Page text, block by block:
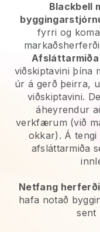
Blackbell
fyrri og
Afsláttarmiða
viðskiptavini þína
úr á gerð þeirra,
viðskiptavini.
áheyrendur
verkfærum (við
okkar). Á
afsláttarmiða
Netfang
hafa notað
sent